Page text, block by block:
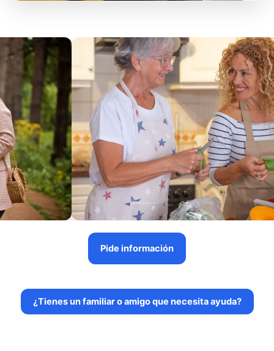
Pide información
¿Tienes un familiar o amigo que necesita ayuda?